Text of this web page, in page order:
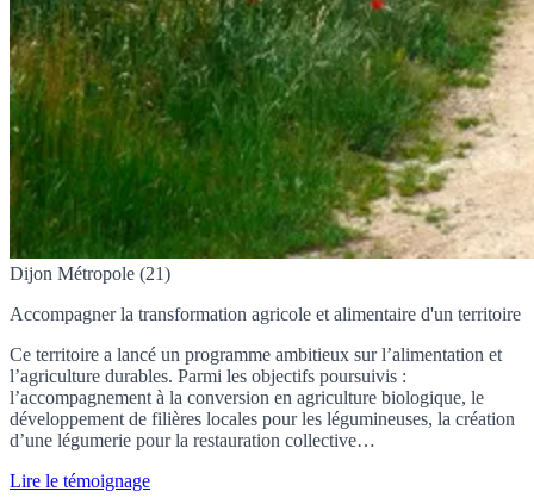
Dijon Métropole (21)
Accompagner la transformation agricole et alimentaire d'un territoire
Ce territoire a lancé un programme ambitieux sur l’alimentation et
l’agriculture durables. Parmi les objectifs poursuivis :
l’accompagnement à la conversion en agriculture biologique, le
développement de filières locales pour les légumineuses, la création
d’une légumerie pour la restauration collective…
Lire le témoignage